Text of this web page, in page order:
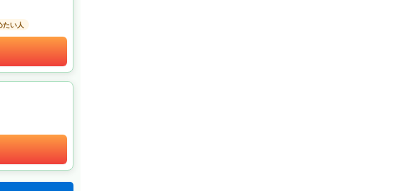
たい人